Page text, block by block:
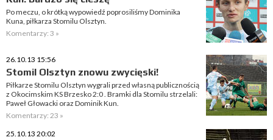
Po meczu, o krótką wypowiedź poprosiliśmy Dominika
Kuna, piłkarza Stomilu Olsztyn.
Komentarzy: 3 »
26.10.13 15:56
Stomil Olsztyn znowu zwycięski!
Piłkarze Stomilu Olsztyn wygrali przed własną publicznością
z Okocimskim KS Brzesko 2:0 . Bramki dla Stomilu strzelali:
Paweł Głowacki oraz Dominik Kun.
Komentarzy: 23 »
25.10.13 20:02